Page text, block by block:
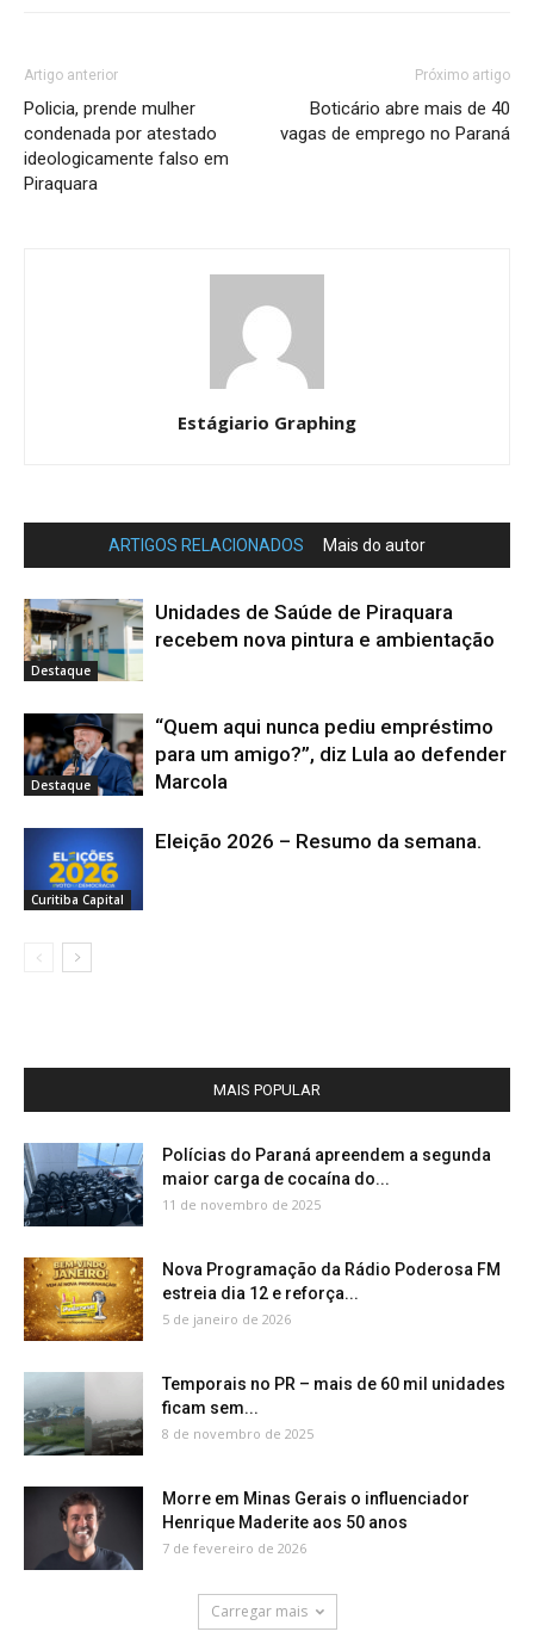
Artigo anterior
Policia, prende mulher
condenada por atestado
ideologicamente falso em
Piraquara
Próximo artigo
Boticário abre mais de 40
vagas de emprego no Paraná
Estágiario Graphing
ARTIGOS RELACIONADOS Mais do autor
Destaque
Unidades de Saúde de Piraquara
recebem nova pintura e ambientação
Destaque
“Quem aqui nunca pediu empréstimo
para um amigo?”, diz Lula ao defender
Marcola
Curitiba Capital
Eleição 2026 – Resumo da semana.
MAIS POPULAR
Polícias do Paraná apreendem a segunda
maior carga de cocaína do...
11 de novembro de 2025
Nova Programação da Rádio Poderosa FM
estreia dia 12 e reforça...
5 de janeiro de 2026
Temporais no PR – mais de 60 mil unidades
ficam sem...
8 de novembro de 2025
Morre em Minas Gerais o influenciador
Henrique Maderite aos 50 anos
7 de fevereiro de 2026
Carregar mais